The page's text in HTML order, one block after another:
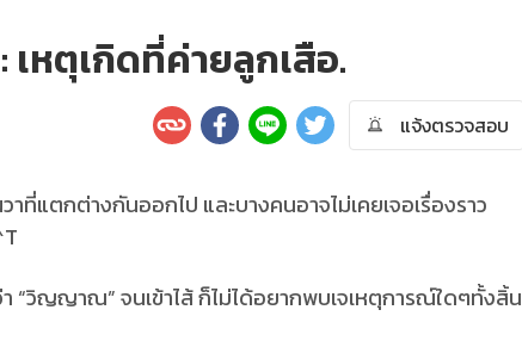
หตุเกิดที่ค่ายลูกเสือ.
แจ้งตรวจสอบ
ต่างกันออกไป และบางคนอาจไม่เคยเจอเรื่องราว
“วิญญาณ” จนเข้าไส้ ก็ไม่ได้อยากพบเจเหตุการณ์ใดๆทั้งสิ้น